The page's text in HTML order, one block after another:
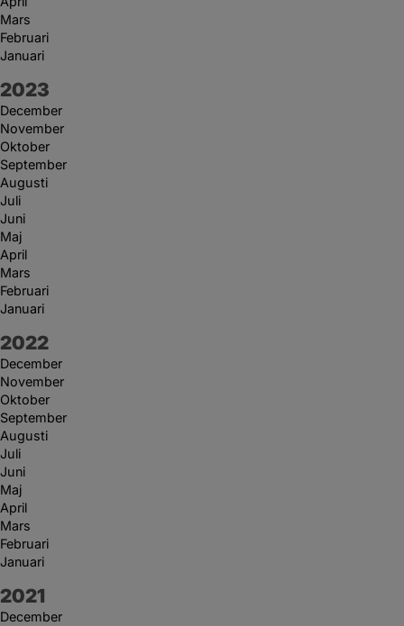
Mars
Februari
Januari
År:
2023
December
November
Oktober
September
Augusti
Juli
Juni
Maj
April
Mars
Februari
Januari
År:
2022
December
November
Oktober
September
Augusti
Juli
Juni
Maj
April
Mars
Februari
Januari
År:
2021
December